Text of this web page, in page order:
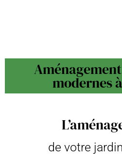
modernes
de votre